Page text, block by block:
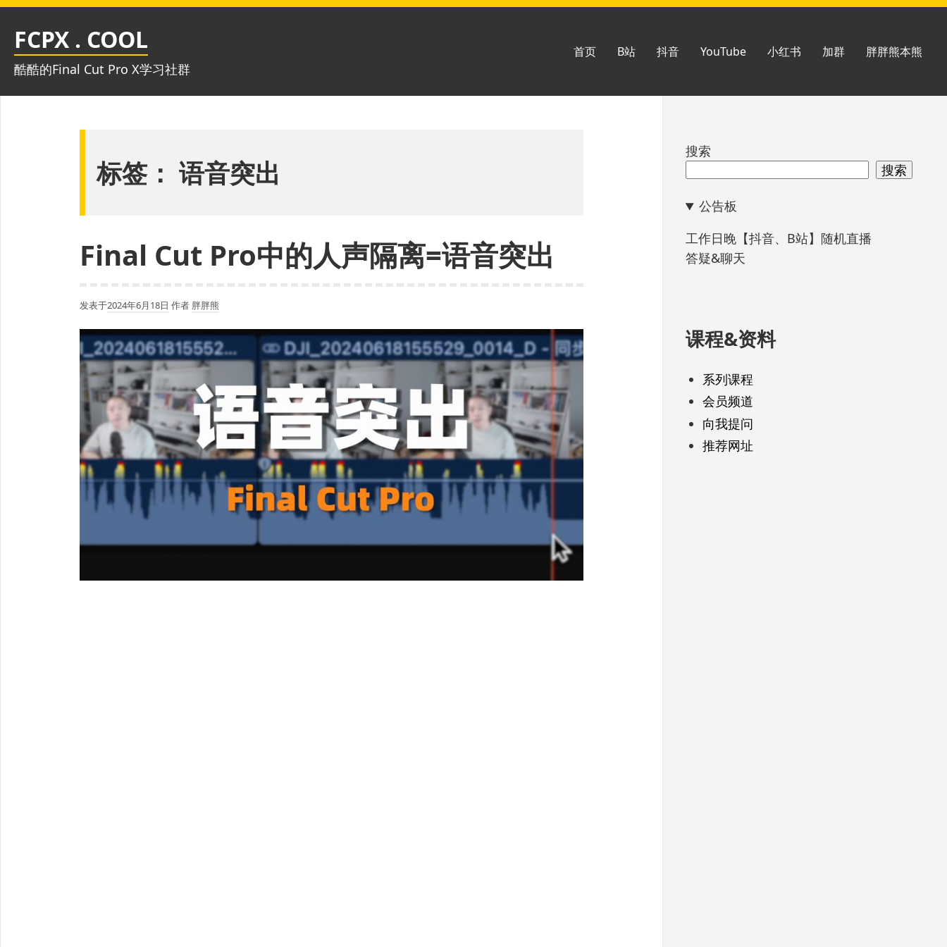
跳
FCPX . COOL
酷酷的Final Cut Pro X学习社群
首页 B站 抖音 YouTube 小红书 加群 胖胖熊本熊
标签： 语音突出
Final Cut Pro中的人声隔离=语音突出
发表于2024年6月18日 作者 胖胖熊
跳
脚
搜索
搜索
公告板
工作日晚【抖音、B站】随机直播
答疑&聊天
课程&资料
系列课程
会员频道
向我提问
推荐网址